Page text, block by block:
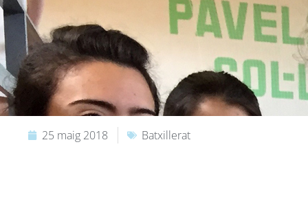
25 maig 2018 Batxillerat